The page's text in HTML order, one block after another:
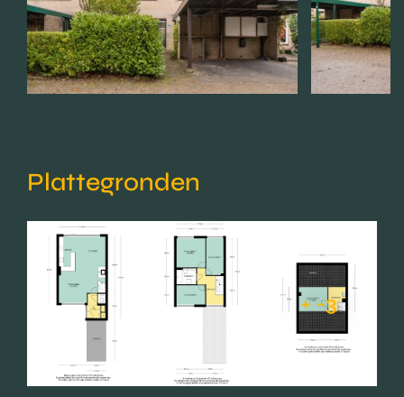
Plattegronden
+ -3